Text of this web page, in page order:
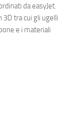
da easyJet.
tra cui gli ugelli
e i materiali